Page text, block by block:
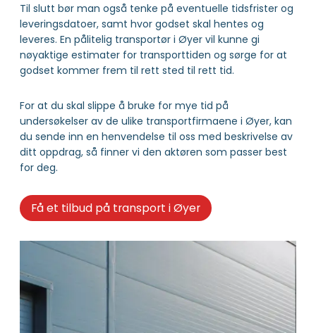
Til slutt bør man også tenke på eventuelle tidsfrister og
leveringsdatoer, samt hvor godset skal hentes og
leveres. En pålitelig transportør i Øyer vil kunne gi
nøyaktige estimater for transporttiden og sørge for at
godset kommer frem til rett sted til rett tid.
For at du skal slippe å bruke for mye tid på
undersøkelser av de ulike transportfirmaene i Øyer, kan
du sende inn en henvendelse til oss med beskrivelse av
ditt oppdrag, så finner vi den aktøren som passer best
for deg.
Få et tilbud på transport i Øyer